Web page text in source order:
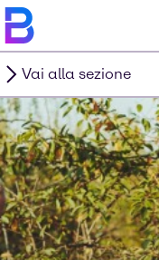
Vai alla sezione